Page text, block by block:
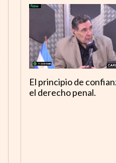
El principio de
el derecho penal.